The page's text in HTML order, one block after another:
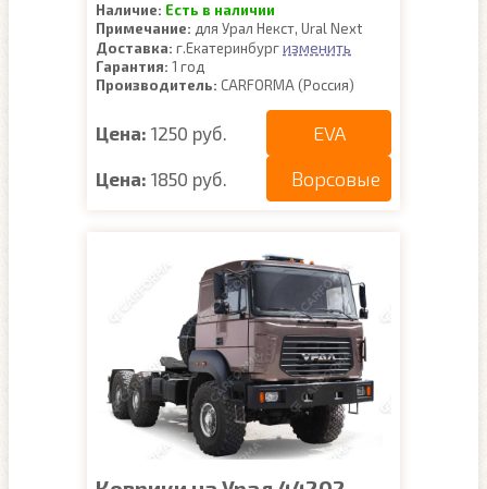
Наличие: Есть в наличии
Примечание: для Урал Некст, Ural Next
Доставка: г.Екатеринбургизменить
Гарантия: 1 год
Производитель: CARFORMA (Россия)
Цена: 1250 руб. EVA
Цена: 1850 руб. Ворсовые